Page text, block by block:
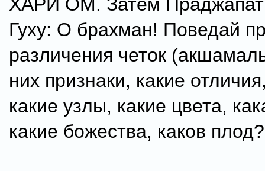
Гуху: О брахман! Поведай
различения четок
них признаки, какие
какие узлы, какие цвета,
какие божества, каков плод?